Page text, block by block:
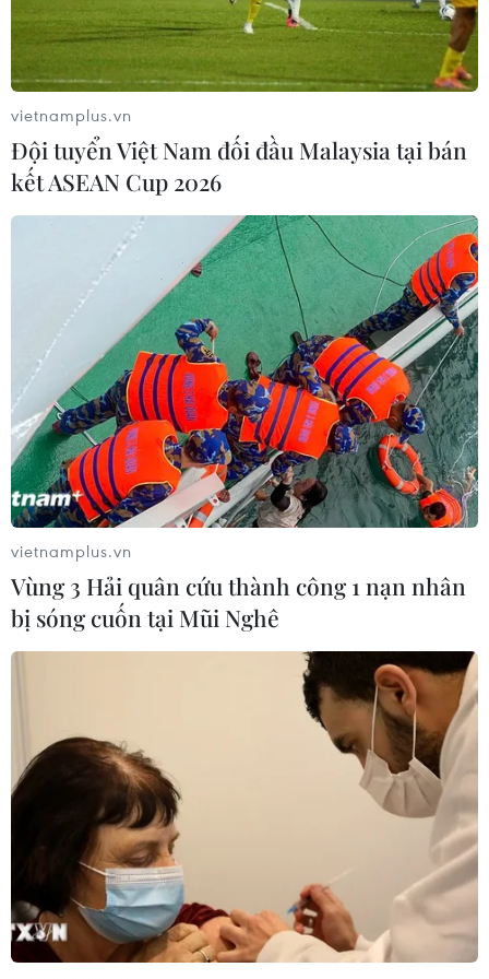
#mua bán hóa đơn
#Nguyễn Đăng Thuyết
#Công ty Thành An
#truy nã TP. Hà Nội
Theo dõi VietnamPlus
TIN LIÊN QUAN
Truy tố các bị can trong vụ mua bán hóa
vietnamplus.vn
Đội tuyển Việt Nam đối đầu Malaysia tại bán
kết ASEAN Cup 2026
vietnamplus.vn
Vùng 3 Hải quân cứu thành công 1 nạn nhân
bị sóng cuốn tại Mũi Nghê